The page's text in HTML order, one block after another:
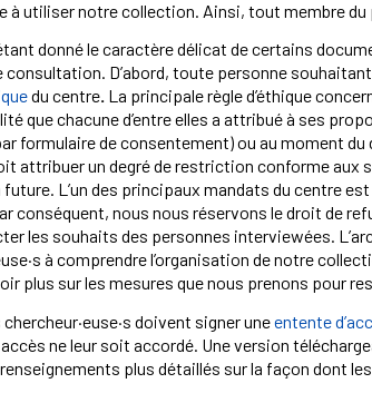
à utiliser notre collection. Ainsi, tout membre
donné le caractère délicat de certains
consultation. D’abord, toute personne
du centre. La principale règle d’éthique
que chacune d’entre elles a attribué à ses
formulaire de consentement) ou au moment
attribuer un degré de restriction conforme
future. L’un des principaux mandats du centre
conséquent, nous nous réservons le droit de
les souhaits des personnes interviewées.
à comprendre l’organisation de notre
plus sur les mesures que nous prenons pour
doivent signer uneentente
accès ne leur soit accordé. Une version
plus détaillés sur la façon dont